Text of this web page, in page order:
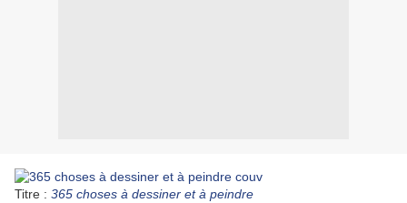
Titre : 365 choses à dessiner et à peindre